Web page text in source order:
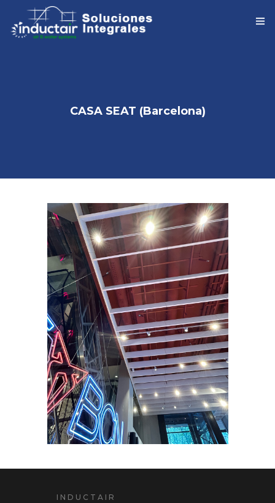
SOLUCIONES INTEGRALES
REFERENCIAS
DESCARGAS
CONTACTO / DELEGACIONES
CASA SEAT (Barcelona)
INDUCTAIR